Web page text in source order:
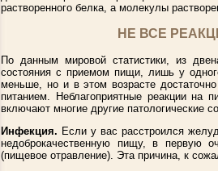
растворенного белка, а молекулы
НЕ ВСЕ
По данным мировой статистики, из
состояния с приемом пищи, лишь у
меньше, но и в этом возрасте
питанием. Неблагоприятные реакции на
включают многие другие патологические
Инфекция. Если у вас расстроился
недоброкачественную пищу, в первую
(пищевое отравление). Эта причина, к